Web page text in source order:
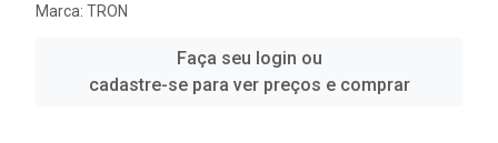
Marca: TRON
Faça seu login ou
cadastre-se para ver preços e comprar